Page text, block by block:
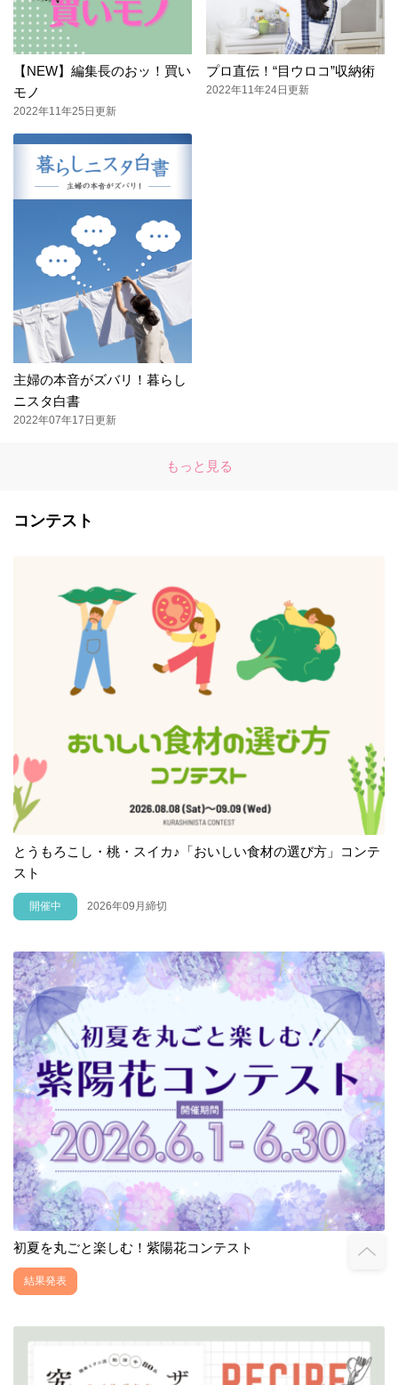
【NEW】編集長のおッ！買い
モノ
2022年11年25日更新
プロ直伝！“目ウロコ”収納術
2022年11年24日更新
主婦の本音がズバリ！暮らし
ニスタ白書
2022年07年17日更新
もっと見る
コンテスト
とうもろこし・桃・スイカ♪「おいしい食材の選び方」コンテ
スト
開催中 2026年09月締切
初夏を丸ごと楽しむ！紫陽花コンテスト
結果発表